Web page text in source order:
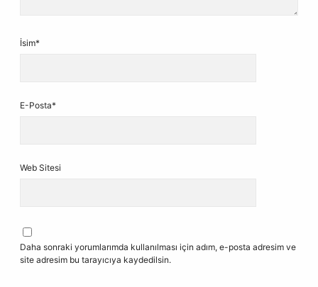
İsim*
E-Posta*
Web Sitesi
Daha sonraki yorumlarımda kullanılması için adım, e-posta adresim ve
site adresim bu tarayıcıya kaydedilsin.